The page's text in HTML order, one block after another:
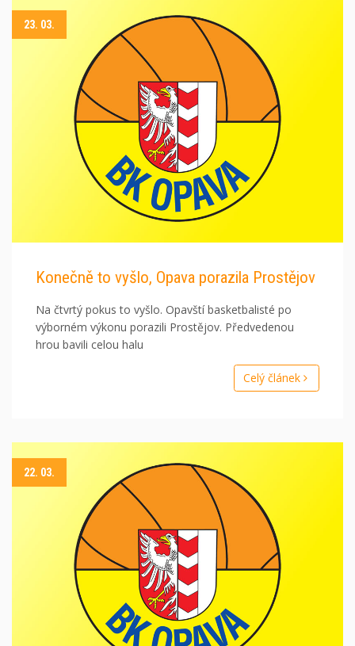
23. 03.
Konečně to vyšlo, Opava porazila Prostějov
Na čtvrtý pokus to vyšlo. Opavští basketbalisté po
výborném výkonu porazili Prostějov. Předvedenou
hrou bavili celou halu
Celý článek
22. 03.